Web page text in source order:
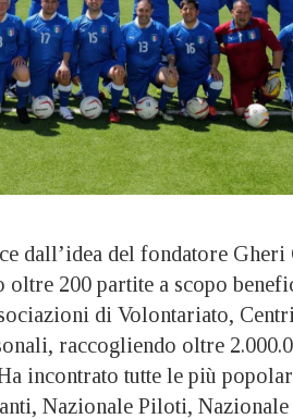
dall’idea del fondatore
oltre 200 partite a scopo
di Volontariato,
raccogliendo oltre
incontrato tutte le più
Nazionale Piloti,